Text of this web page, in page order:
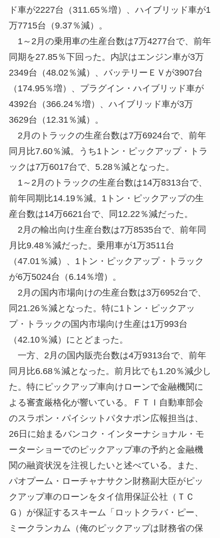
ド車が2227台（311.65％増）、ハイブリッド車が1
万7715台（9.37％減）。
1～2月の乗用車の生産台数は7万4277台で、前年
同期を27.85％下回った。内訳はエンジン車が3万
2349台（48.02％減）、バッテリーＥＶが3907台
（174.95％増）、プラグイン・ハイブリッド車が
4392台（366.24％増）、ハイブリッド車が3万
3629台（12.31％減）。
2月のトラックの生産台数は7万6924台で、前年
同月比7.60％減。うち1トン・ピックアップ・トラ
ックは7万6017台で、5.28％減となった。
1～2月のトラックの生産台数は14万8313台で、
前年同期比14.19％減。1トン・ピックアップの生
産台数は14万6621台で、同12.22％減だった。
2月の輸出向け生産台数は7万8535台で、前年同
月比9.48％減だった。乗用車が1万3511台
（47.01％減）、1トン・ピックアップ・トラック
が6万5024台（6.14％増）。
2月の国内市場向けの生産台数は3万6952台で、
同21.26％減となった。特に1トン・ピックアッ
プ・トラックの国内市場向け生産は1万993台
（42.10％減）にとどまった。
一方、2月の国内販売台数は4万9313台で、前年
同月比6.68％減となった。前月比でも1.20％減少し
た。特にピックアップ車向けローンで金融機関に
よる審査厳格化が響いている。ＦＴＩ自動車部会
のスラポン・パイシットパタナポン広報担当は、
26日に始まるバンコク・インターナショナル・モ
ーターショーでのピックアップ車の予約と金融機
関の融資状況を注視したいと述べている。また、
パオプーム・ローチャナサクン財務副大臣がピッ
クアップ車のローンをタイ信用保証公社（ＴＣ
Ｇ）が保証するスキーム「ロットクラバ・ピー、
ミークランカム（俺のピックアップは財務省の保